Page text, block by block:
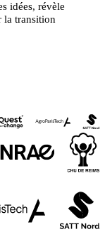
idées, révèle
la transition